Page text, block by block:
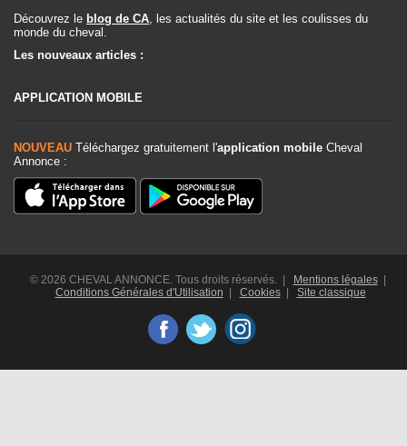
Découvrez le blog de CA , les actualités du site et les coulisses du
monde du cheval.
Les nouveaux articles :
APPLICATION MOBILE
NOUVEAU Téléchargez gratuitement l'application mobile Cheval
Annonce :
© 2026 CHEVAL ANNONCE. Tous droits réservés. | Mentions légales|
Conditions Générales d'Utilisation | Cookies| Site classique